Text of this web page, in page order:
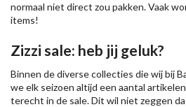
normaal niet direct zou pakken. Vaak
items!
Zizzi sale: heb jij geluk?
Binnen de diverse collecties die wij bij
we elk seizoen altijd een aantal
terecht in de sale. Dit wil niet zeggen